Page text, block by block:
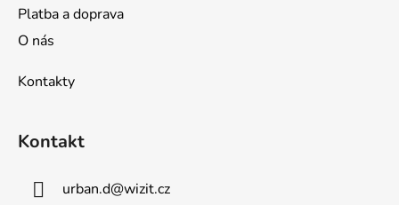
Platba a doprava
O nás
Kontakty
Kontakt
urban.d@wizit.cz